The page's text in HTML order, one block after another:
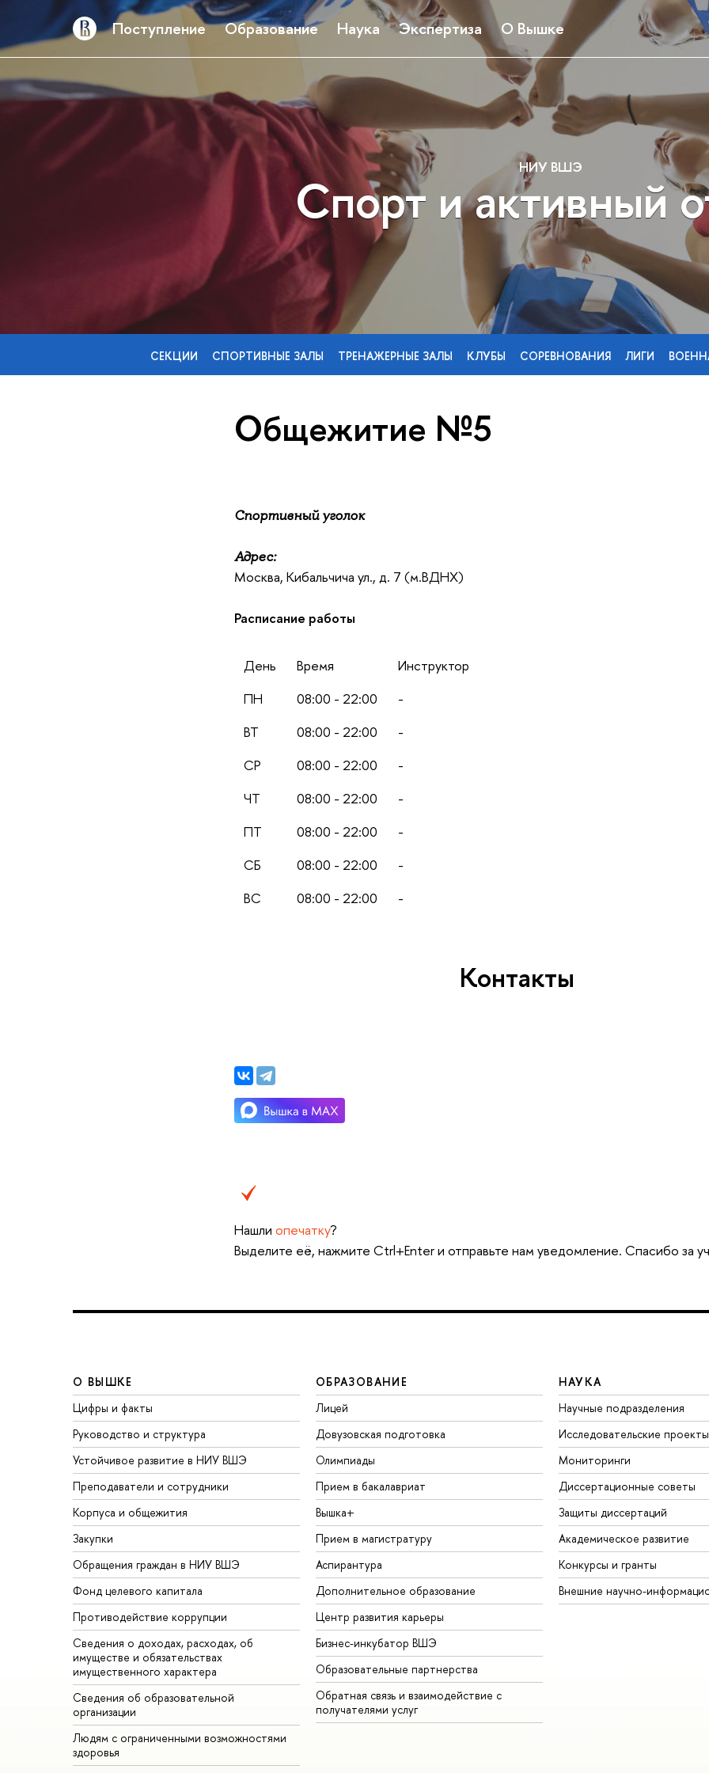
Поступление Образование Наука Экспертиза О Вышке
НИУ ВШЭ
Спорт и активный
СЕКЦИИ СПОРТИВНЫЕ ЗАЛЫ ТРЕНАЖЕРНЫЕ ЗАЛЫ КЛУБЫ СОРЕВНОВАНИЯ ЛИГИ
Общежитие №5
Спортивный уголок
Адрес:
Москва, Кибальчича ул., д. 7 (м.ВДНХ)
Расписание работы
День Время
Инструктор
ПН
08:00 - 22:00
-
ВТ
08:00 - 22:00
-
СР
08:00 - 22:00
-
ЧТ
08:00 - 22:00
-
ПТ
08:00 - 22:00
-
СБ
08:00 - 22:00
-
ВС
08:00 - 22:00 -
Контакты
Нашли опечатку?
Выделите её, нажмите Ctrl+Enter и отправьте нам уведомление. Спасибо за
О ВЫШКЕ
Цифры и факты
Руководство и структура
Устойчивое развитие в НИУ ВШЭ
Преподаватели и сотрудники
Корпуса и общежития
Закупки
Обращения граждан в НИУ ВШЭ
Фонд целевого капитала
Противодействие коррупции
Сведения о доходах, расходах, об
имуществе и обязательствах
имущественного характера
Сведения об образовательной
организации
Людям с ограниченными возможностями
здоровья
ОБРАЗОВАНИЕ
Лицей
Довузовская подготовка
Олимпиады
Прием в бакалавриат
Вышка+
Прием в магистратуру
Аспирантура
Дополнительное образование
Центр развития карьеры
Бизнес-инкубатор ВШЭ
Образовательные партнерства
Обратная связь и взаимодействие с
получателями услуг
НАУКА
Научные подразделения
Исследовательские проекты
Мониторинги
Диссертационные советы
Защиты диссертаций
Академическое развитие
Конкурсы и гранты
Внешние научно-